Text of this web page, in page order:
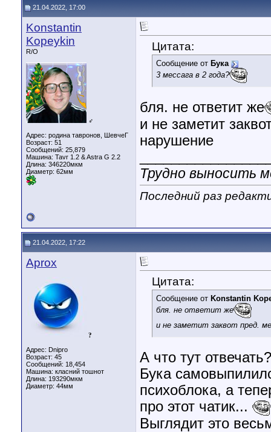
21.04.2022, 17:00
Konstantin
Kopeykin
R/O
♂
Адрес: родина тавронов, ШевчеГ
Возраст: 51
Сообщений: 25,879
Машина: Tavr 1.2 & Astra G 2.2
Длина: 346220мкм
Диаметр: 62мм
Цитата:
Сообщение от Бука
3 мессага в 2 года?
бля. не ответит же
и не заметит
нарушение
Трудно выносить
Последний раз
21.04.2022, 17:22
Aprox
?
Адрес: Dnipro
Возраст: 45
Сообщений: 18,454
Машина: класний тошнот
Длина: 193290мкм
Диаметр: 44мм
Цитата:
Сообщение от Konstantin
бля. не ответит же
и не заметит заквот пред.
А что тут отвечать?
Бука
психоблока, а
про этот чатик...
Выглядит это